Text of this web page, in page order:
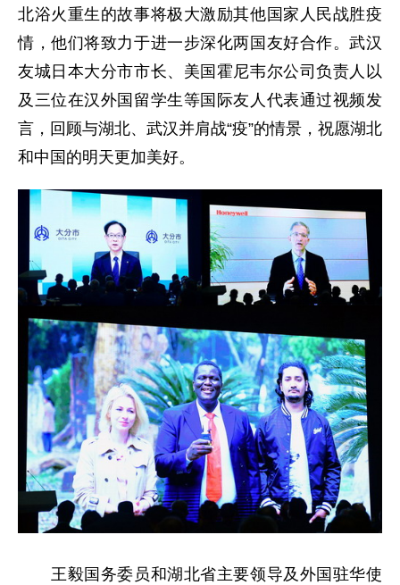
北浴火重生的故事将极大激励其他国家人民战胜疫
情，他们将致力于进一步深化两国友好合作。武汉
友城日本大分市市长、美国霍尼韦尔公司负责人以
及三位在汉外国留学生等国际友人代表通过视频发
言，回顾与湖北、武汉并肩战“疫”的情景，祝愿湖北
和中国的明天更加美好。
王毅国务委员和湖北省主要领导及外国驻华使